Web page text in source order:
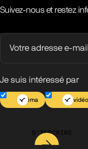
Suivez-nous et restez
Je suis intéressé par
Cinéma Jeu vidéo
S’INSCRIRE